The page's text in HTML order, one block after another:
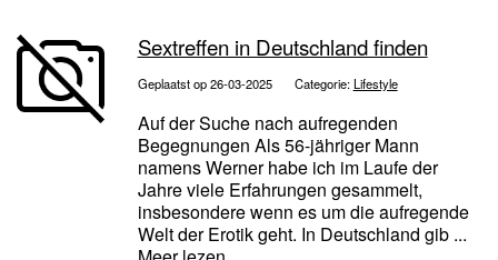
Sextreffen in Deutschland finden
Geplaatst op 26-03-2025 Categorie:Lifestyle
Auf der Suche nach aufregenden
Begegnungen Als 56-jähriger Mann
namens Werner habe ich im Laufe der
Jahre viele Erfahrungen gesammelt,
insbesondere wenn es um die aufregende
Welt der Erotik geht. In Deutschland gib ...